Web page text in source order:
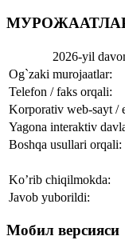
2026-yil
Og`zaki murojaatlar:
Telefon / faks orqali:
Korporativ web-sayt /
Yagona interaktiv
Boshqa usullari orqali:
Ko’rib chiqilmokda:
Javob yuborildi:
Мобил версияси